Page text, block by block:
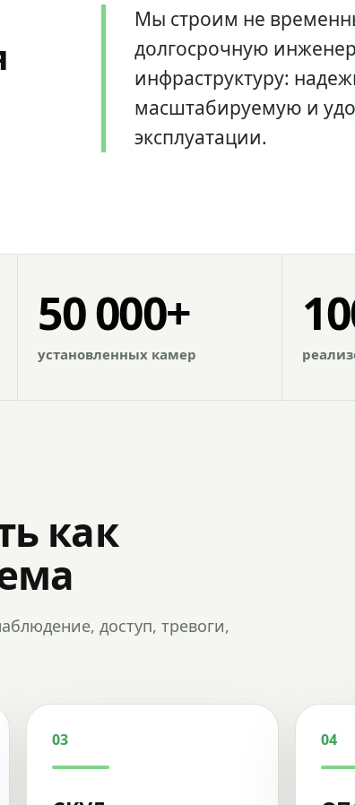
Мы строим не
долгосрочную
инфраструктуру:
масштабируемую и
эксплуатации.
50 000+
установленных камер
как
доступ, тревоги,
03 04